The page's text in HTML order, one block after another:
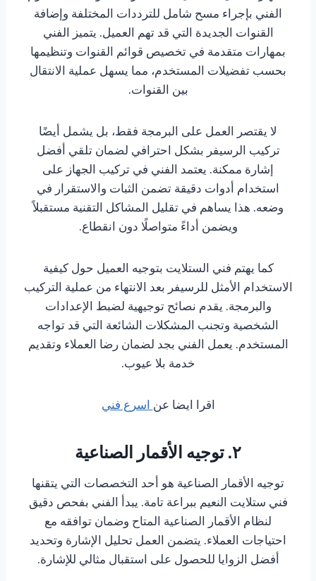
الفني بإجراء مسح شامل للترددات المختلفة وإضافة
القنوات الجديدة التي قد تهم العميل. يتميز الفني
بمهارات متقدمة في تخصيص قوائم القنوات وتنظيمها
بحسب تفضيلات المستخدم، مما يسهل عملية الانتقال
بين القنوات.
لا يقتصر العمل على البرمجة فقط، بل يشمل أيضًا
تركيب الرسيفر بشكل احترافي لضمان تلقي أفضل
إشارة ممكنة. يعتمد الفني في تركيب الجهاز على
استخدام أدوات دقيقة تضمن الثبات والاستقرار في
وضعه. هذا يساهم في تقليل المشاكل التقنية مستقبلاً
ويضمن أداءً متواصلًا دون انقطاع.
كما يهتم فني الستلايت بتوجيه العميل حول كيفية
الاستخدام الأمثل للرسيفر بعد الانتهاء من عملية التركيب
والبرمجة. يقدم نصائح توجيهية لضبط الإعدادات
الشخصية وتجنب المشكلات الشائعة التي قد تواجه
المستخدم. يعمل الفني بجد لضمان رضا العملاء وتقديم
خدمة بلا عيوب.
اقرا ايضا عناسرع فني
٢. توجيه الأقمار الصناعية
توجيه الأقمار الصناعية هو أحد التخصصات التي يتقنها
فني ستلايت النعيم ببراعة تامة. يبدأ الفني بفحص دقيق
لنظام الأقمار الصناعية المتاح وضمان توافقه مع
احتياجات العملاء. يتضمن العمل تحليل الإشارة وتحديد
أفضل الزوايا للحصول على استقبال مثالي للإشارة.